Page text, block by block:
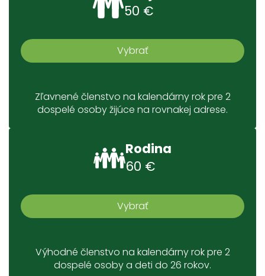
50 €
Vybrať
Zľavnené členstvo na kalendárny rok pre 2
dospelé osoby žijúce na rovnakej adrese.
Rodina
60 €
Vybrať
Výhodné členstvo na kalendárny rok pre 2
dospelé osoby a deti do 26 rokov.